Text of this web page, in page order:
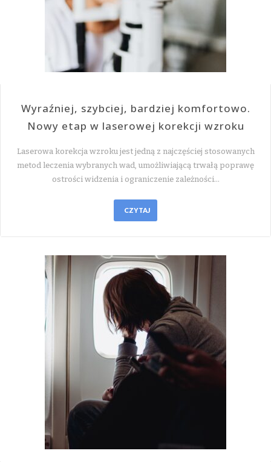
Wyraźniej, szybciej, bardziej komfortowo.
Nowy etap w laserowej korekcji wzroku
Laserowa korekcja wzroku jest jedną z najczęściej stosowanych
metod leczenia wybranych wad, umożliwiającą trwałą poprawę
ostrości widzenia i ograniczenie zależności…
CZYTAJ